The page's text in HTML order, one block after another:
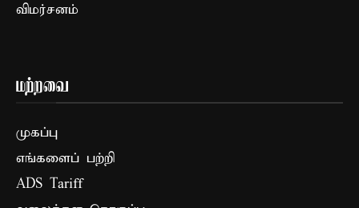
விமர்சனம்
மற்றவை
முகப்பு
எங்களைப் பற்றி
ADS Tariff